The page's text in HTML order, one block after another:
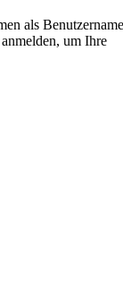
als
um Ihre